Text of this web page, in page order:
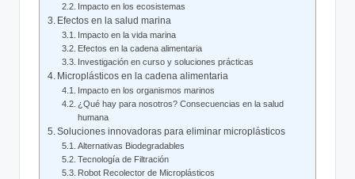
Impacto en los ecosistemas
Efectos en la salud marina
Impacto en la vida marina
Efectos en la cadena ⁣alimentaria
Investigación⁢ en ‌curso y soluciones prácticas
Microplásticos en la cadena alimentaria
Impacto en los organismos marinos
¿Qué hay para‍ nosotros? Consecuencias en la salud
humana
Soluciones innovadoras para eliminar microplásticos
Alternativas ​Biodegradables
Tecnología de Filtración
Robot Recolector ‍de Microplásticos